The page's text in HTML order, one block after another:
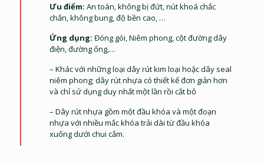
Ưu điểm: An toàn, không bị đứt, nút khoá chắc
chắn, không bung, độ bền cao, …
Ứng dụng: Đóng gói, Niêm phong, cột đường dây
điện, đường ống,…
– Khác với những loại dây rút kim loại hoặc dây seal
niêm phong; dây rút nhựa có thiết kế đơn giản hơn
và chỉ sử dụng duy nhất một lần rồi cắt bỏ
– Dây rút nhựa gồm một đầu khóa và một đoạn
nhựa với nhiều mắc khóa trải dài từ đầu khóa
xuống dưới chui cắm.